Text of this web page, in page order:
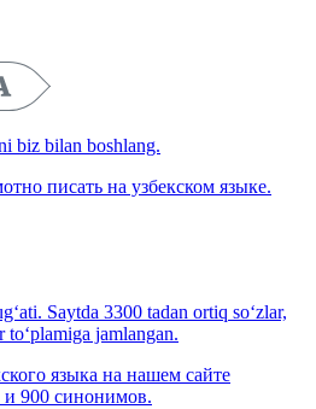
biz bilan boshlang.
писать на узбекском языке.
Saytda 3300 tadan ortiq so‘zlar,
to‘plamiga jamlangan.
языка на нашем сайте
и 900 синонимов.